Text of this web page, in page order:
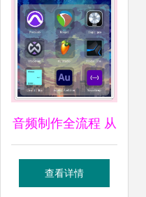
音频制作全流程 从
录音到混音的必备
查看详情